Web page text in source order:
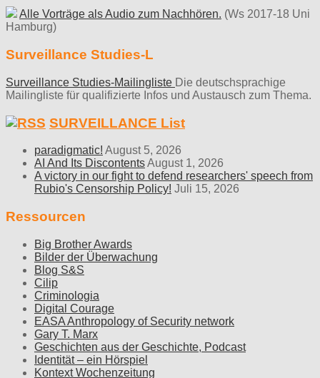
Alle Vorträge als Audio zum Nachhören. (Ws 2017-18 Uni
Hamburg)
Surveillance Studies-L
Surveillance Studies-Mailingliste Die deutschsprachige
Mailingliste für qualifizierte Infos und Austausch zum Thema.
SURVEILLANCE List
paradigmatic! August 5, 2026
AI And Its DiscontentsAugust 1, 2026
A victory in our fight to defend researchers' speech from
Rubio's Censorship Policy! Juli 15, 2026
Ressourcen
Big Brother Awards
Bilder der Überwachung
Blog S&S
Cilip
Criminologia
Digital Courage
EASA Anthropology of Security network
Gary T. Marx
Geschichten aus der Geschichte, Podcast
Identität – ein Hörspiel
Kontext Wochenzeitung